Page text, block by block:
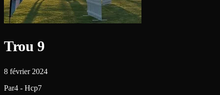
Trou 9
8 février 2024
Par4 - Hcp7